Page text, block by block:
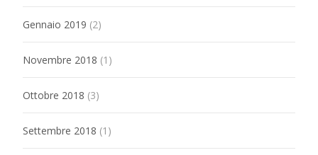
Gennaio 2019 (2)
Novembre 2018 (1)
Ottobre 2018 (3)
Settembre 2018 (1)